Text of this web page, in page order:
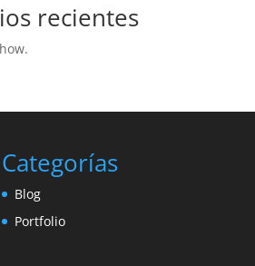
recientes
Categorías
Blog
Portfolio